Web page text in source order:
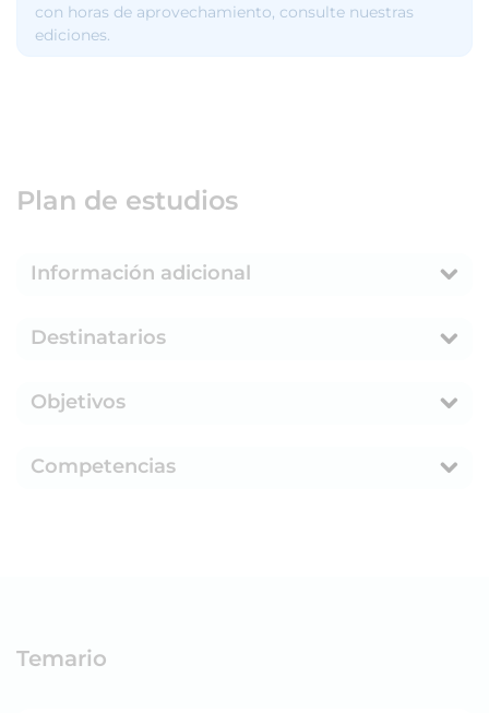
con horas de aprovechamiento, consulte nuestras
ediciones.
Plan de estudios
Información adicional
Destinatarios
Objetivos
Competencias
Temario